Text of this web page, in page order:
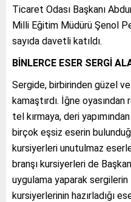
Ticaret Odası Başkanı
Milli Eğitim Müdürü Şenol
sayıda davetli katıldı.
BİNLERCE ESER SERGİ
Sergide, birbirinden güzel
kamaştırdı. İğne oyasından
tel kırmaya, deri
birçok eşsiz eserin
kursiyerleri unutulmaz
branşı kursiyerleri de
uygulama yaparak sergilerin
kursiyerlerinin hazırladığı